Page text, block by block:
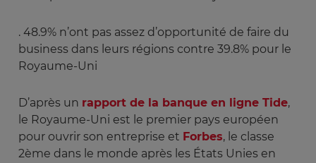
. 48.9% n’ont pas assez d’opportunité de faire du
business dans leurs régions contre 39.8% pour le
Royaume-Uni
D’après un rapport de la banque en ligne Tide,
le Royaume-Uni est le premier pays européen
pour ouvrir son entreprise et Forbes, le classe
2ème dans le monde après les États Unies en